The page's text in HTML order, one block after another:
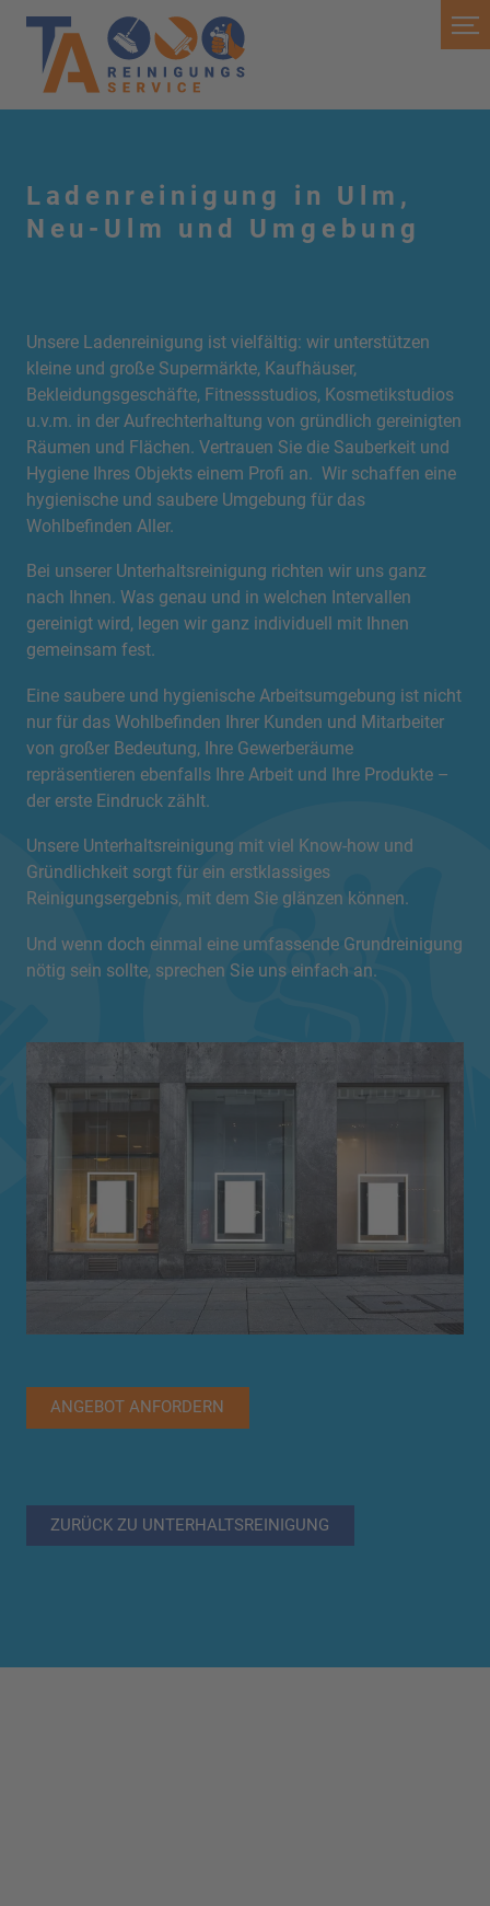
Ladenreinigung in Ulm,
Neu-Ulm und Umgebung
Unsere Ladenreinigung ist vielfältig: wir unterstützen
kleine und große Supermärkte, Kaufhäuser,
Bekleidungsgeschäfte, Fitnessstudios, Kosmetikstudios
u.v.m. in der Aufrechterhaltung von gründlich gereinigten
Räumen und Flächen. Vertrauen Sie die Sauberkeit und
Hygiene Ihres Objekts einem Profi an. Wir schaffen eine
hygienische und saubere Umgebung für das
Wohlbefinden Aller.
Bei unserer Unterhaltsreinigung richten wir uns ganz
nach Ihnen. Was genau und in welchen Intervallen
gereinigt wird, legen wir ganz individuell mit Ihnen
gemeinsam fest.
Eine saubere und hygienische Arbeitsumgebung ist nicht
nur für das Wohlbefinden Ihrer Kunden und Mitarbeiter
von großer Bedeutung, Ihre Gewerberäume
repräsentieren ebenfalls Ihre Arbeit und Ihre Produkte –
der erste Eindruck zählt.
Unsere Unterhaltsreinigung mit viel Know-how und
Gründlichkeit sorgt für ein erstklassiges
Reinigungsergebnis, mit dem Sie glänzen können.
Und wenn doch einmal eine umfassende Grundreinigung
nötig sein sollte, sprechen Sie uns einfach an.
ANGEBOT ANFORDERN
ZURÜCK ZU UNTERHALTSREINIGUNG